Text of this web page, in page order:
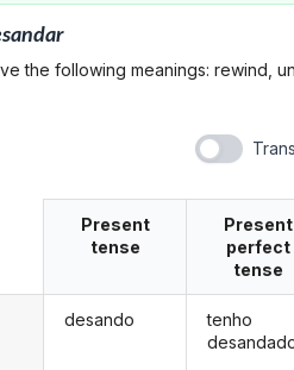
the following meanings: rewind,
Present
tense
desando
Present
perfect
tense
tenho